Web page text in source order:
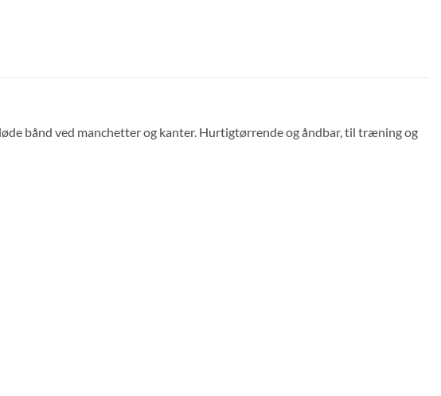
bånd ved manchetter og kanter. Hurtigtørrende og åndbar, til træning og